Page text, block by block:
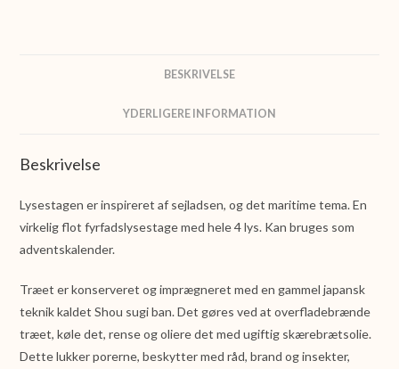
BESKRIVELSE
YDERLIGERE INFORMATION
Beskrivelse
Lysestagen er inspireret af sejladsen, og det maritime tema. En
virkelig flot fyrfadslysestage med hele 4 lys. Kan bruges som
adventskalender.
Træet er konserveret og imprægneret med en gammel japansk
teknik kaldet Shou sugi ban. Det gøres ved at overfladebrænde
træet, køle det, rense og oliere det med ugiftig skærebrætsolie.
Dette lukker porerne, beskytter med råd, brand og insekter,